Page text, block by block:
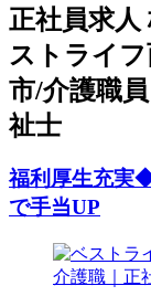
正社員求人
ストライ
市/介護職
祉士
福利厚生充実
で手当UP